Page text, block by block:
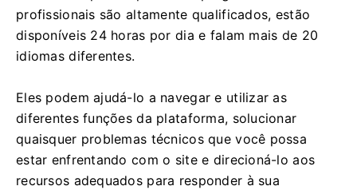
profissionais são altamente qualificados, estão
disponíveis 24 horas por dia e falam mais de 20
idiomas diferentes.
Eles podem ajudá-lo a navegar e utilizar as
diferentes funções da plataforma, solucionar
quaisquer problemas técnicos que você possa
estar enfrentando com o site e direcioná-lo aos
recursos adequados para responder à sua